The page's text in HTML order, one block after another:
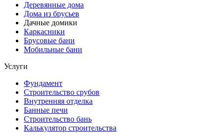
Деревянные дома
Дома из брусьев
Дачные домики
Каркасники
Брусовые бани
Мобильные бани
Услуги
Фундамент
Строительство срубов
Внутренняя отделка
Банные печи
Строительство бань
Калькулятор строительства